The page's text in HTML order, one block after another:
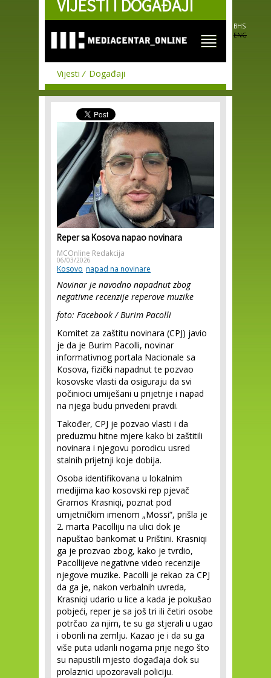
Skip to
main
VIJESTI I DOGAĐAJI
BHS
ENG
Vijesti Događaji
Reper sa Kosova napao novinara
MCOnline Redakcija
06/03/2026
Kosovo napad na novinare
Novinar je navodno napadnut zbog
negativne recenzije reperove muzike
foto: Facebook / Burim Pacolli
Komitet za zaštitu novinara (CPJ) javio
je da je Burim Pacolli, novinar
informativnog portala Nacionale sa
Kosova, fizički napadnut te pozvao
kosovske vlasti da osiguraju da svi
počinioci umiješani u prijetnje i napad
na njega budu privedeni pravdi.
Također, CPJ je pozvao vlasti i da
preduzmu hitne mjere kako bi zaštitili
novinara i njegovu porodicu usred
stalnih prijetnji koje dobija.
Osoba identifikovana u lokalnim
medijima kao kosovski rep pjevač
Gramos Krasniqi, poznat pod
umjetničkim imenom „Mossi“, prišla je
2. marta Pacolliju na ulici dok je
napuštao bankomat u Prištini. Krasniqi
ga je prozvao zbog, kako je tvrdio,
Pacollijeve negativne video recenzije
njegove muzike. Pacolli je rekao za CPJ
da ga je, nakon verbalnih uvreda,
Krasniqi udario u lice a kada je pokušao
pobjeći, reper je sa još tri ili četiri osobe
potrčao za njim, te su ga stjerali u ugao
i oborili na zemlju. Kazao je i da su ga
više puta udarili nogama prije nego što
su napustili mjesto događaja dok su
prolaznici upozoravali policiju.